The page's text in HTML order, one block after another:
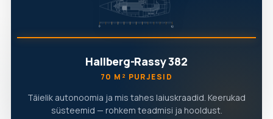
Hallberg-Rassy 382
70 M² PURJESID
Täielik autonoomia ja mis tahes laiuskraadid. Keerukad
süsteemid — rohkem teadmisi ja hooldust.